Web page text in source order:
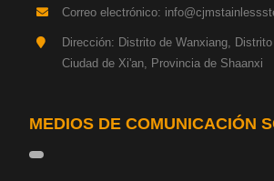
Placa de acero para tuberías
Placa de acero para torre de
Correo electrónico:
Dirección: Distrito de Wanxiang,
Ciudad de Xi'an, Provincia de Shaanxi
MEDIOS DE COMUNICACIÓN